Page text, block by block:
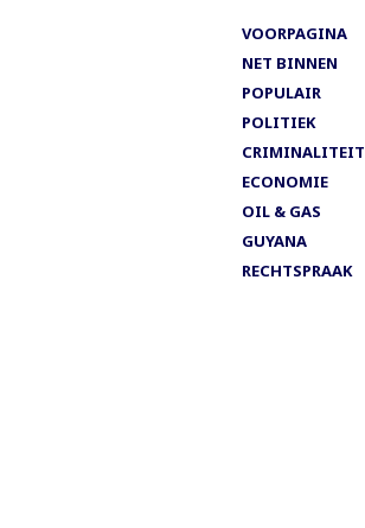
VOORPAGINA
NET BINNEN
POPULAIR
POLITIEK
CRIMINALITEIT
ECONOMIE
OIL & GAS
GUYANA
RECHTSPRAAK